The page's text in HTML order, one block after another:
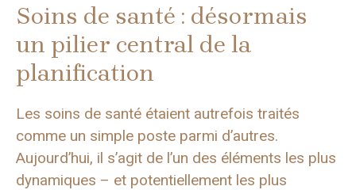
Soins de santé : désormais
un pilier central de la
planification
Les soins de santé étaient autrefois traités
comme un simple poste parmi d’autres.
Aujourd’hui, il s’agit de l’un des éléments les plus
dynamiques – et potentiellement les plus